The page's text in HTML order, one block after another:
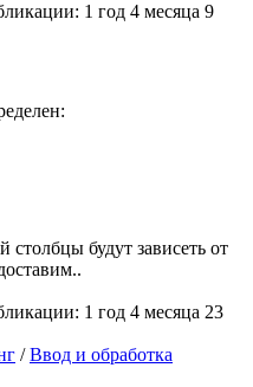
1 год 4 месяца 9
столбцы будут зависеть от
1 год 4 месяца 23
/Ввод и обработка